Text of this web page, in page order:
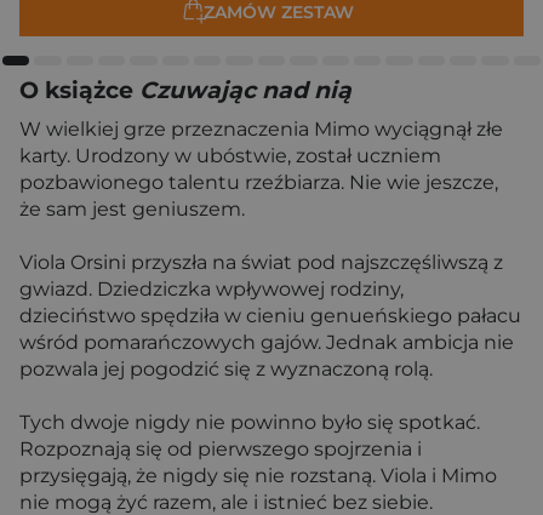
ZAMÓW ZESTAW
O książce Czuwając nad nią
W wielkiej grze przeznaczenia Mimo wyciągnął złe
karty. Urodzony w ubóstwie, został uczniem
pozbawionego talentu rzeźbiarza. Nie wie jeszcze,
że sam jest geniuszem.
Viola Orsini przyszła na świat pod najszczęśliwszą z
gwiazd. Dziedziczka wpływowej rodziny,
dzieciństwo spędziła w cieniu genueńskiego pałacu
wśród pomarańczowych gajów. Jednak ambicja nie
pozwala jej pogodzić się z wyznaczoną rolą.
Tych dwoje nigdy nie powinno było się spotkać.
Rozpoznają się od pierwszego spojrzenia i
przysięgają, że nigdy się nie rozstaną. Viola i Mimo
nie mogą żyć razem, ale i istnieć bez siebie.